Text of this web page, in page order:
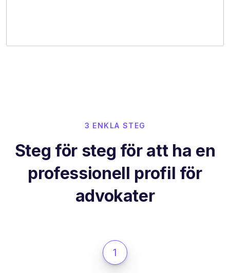
3 ENKLA STEG
Steg för steg för att ha en
professionell profil för
advokater
1